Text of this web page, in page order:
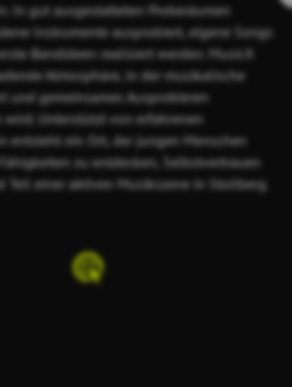
In gut ausgestatteten Proberäumen
Instrumente ausprobiert, eigene Songs
Bandideen realisiert werden. MusicX
Atmosphäre, in der musikalische
und gemeinsames Ausprobieren
Unterstützt von erfahrenen
entsteht ein Ort, der jungen Menschen
zu entdecken, Selbstvertrauen
Teil einer aktiven Musikszene in Stollberg